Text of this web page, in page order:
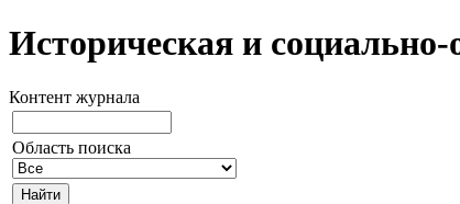
Историческая и
Контент журнала
Область поиска